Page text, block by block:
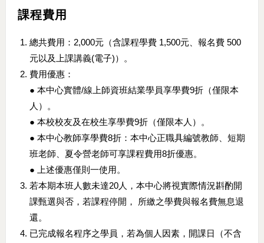
課程費用
總共費用：2,000元（含課程學費 1,500元、報名費 500
元以及上課講義(電子)）。
費用優惠：
● 本中心實體/線上師資班結業學員享學費9折（僅限本
人）。
● 本校校友及在校生享學費9折（僅限本人）。
● 本中心教師享學費8折：本中心正職具編號教師、短期
班老師、夏令營老師可享課程費用8折優惠。
● 上述優惠僅則一使用。
若本期本班人數未達20人，本中心將視實際情況斟酌開
課甄選與否，若課程停開， 所繳之學費與報名費無息退
還。
已完成報名程序之學員，若為個人因素，開課日（不含